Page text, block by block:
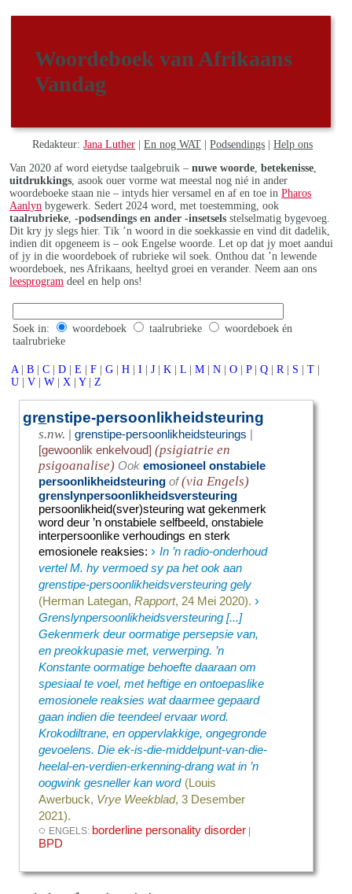
Woordeboek van Afrikaans
Vandag
Redakteur:Jana Luther |En nog WAT |Podsendings |Help ons
Van 2020 af word eietydse taalgebruik –nuwe woorde ,betekenisse
uitdrukkings , asook ouer vorme wat meestal nog nié in ander
woordeboeke staan nie – intyds hier versamel en af en toe inPharos
Aanlyn bygewerk. Sedert 2024 word, met toestemming, ook
taalrubrieke ,-podsendings en ander -insetsels stelselmatig bygevoeg.
Dit kry jy slegs hier. Tik ’n woord in die soekkassie en vind dit dadelik,
indien dit opgeneem is – ook Engelse woorde. Let op dat jy moet aandui
of jy in die woordeboek of rubrieke wil soek. Onthou dat ’n lewende
woordeboek, nes Afrikaans, heeltyd groei en verander. Neem aan ons
leesprogram deel en help ons!
Soek in: woordeboek taalrubrieke
woordeboek én
taalrubrieke
A | B | C | D | E | F | G | H | I | J | K | L | M | N | O | P | Q | R | S | T |
U | V | W | X | Y | Z
grenstipe-persoonlikheidsteuring
s.nw. |grenstipe-persoonlikheidsteurings |
[gewoonlik enkelvoud] (psigiatrie en
psigoanalise) Ook emosioneel onstabiele
persoonlikheidsteuring of (via Engels)
grenslynpersoonlikheidsversteuring
persoonlikheid(sver)steuring wat gekenmerk
word deur ’n onstabiele selfbeeld, onstabiele
interpersoonlike verhoudings en sterk
emosionele reaksies:› In ’n radio-onderhoud
vertel M. hy vermoed sy pa het ook aan
grenstipe-persoonlikheidsversteuring gely
(Herman Lategan,Rapport, 24 Mei 2020). ›
Grenslynpersoonlikheidsversteuring [...]
Gekenmerk deur oormatige persepsie van,
en preokkupasie met, verwerping. ’n
Konstante oormatige behoefte daaraan om
spesiaal te voel, met heftige en ontoepaslike
emosionele reaksies wat daarmee gepaard
gaan indien die teendeel ervaar word.
Krokodiltrane, en oppervlakkige, ongegronde
gevoelens. Die ek-is-die-middelpunt-van-die-
heelal-en-verdien-erkenning-drang wat in ’n
oogwink gesneller kan word (Louis
Awerbuck, Vrye Weekblad, 3 Desember
2021).
◌ ENGELS: borderline personality disorder |
BPD